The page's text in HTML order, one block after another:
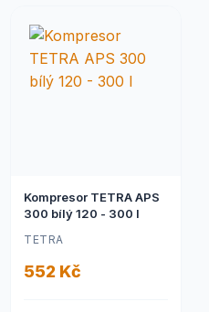
Kompresor TETRA APS
300 bílý 120 - 300 l
TETRA
552 Kč